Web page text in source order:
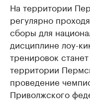
На территории
регулярно
сборы для
дисциплине лоу-
тренировок
территории
проведение
Приволжского